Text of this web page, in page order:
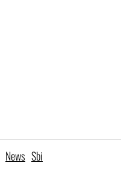
News Sbi